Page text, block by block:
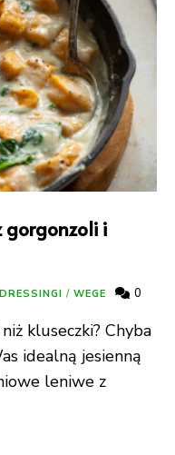
gorgonzoli i
/ WEGE 0
kluseczki? Chyba
idealną jesienną
leniwe z